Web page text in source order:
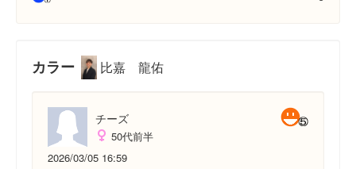
カラー 比嘉 龍佑
チーズ
50代前半
2026/03/05 16:59